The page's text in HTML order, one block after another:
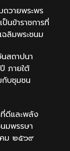
วายพระพร
ข้าราชการที่
ลิมพระชนม
สถาปนา
ภายใต้
กับชุมชน
ดีและพลัง
มพรรษา
คม ๒๕๖๙